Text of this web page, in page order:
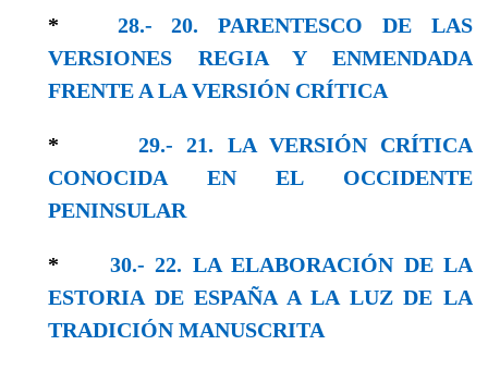
* 28.- 20. PARENTESCO DE LAS
VERSIONES REGIA Y ENMENDADA
FRENTE A LA VERSIÓN CRÍTICA
*29.- 21. LA VERSIÓN CRÍTICA
CONOCIDA EN EL OCCIDENTE
PENINSULAR
* 30.- 22. LA ELABORACIÓN DE LA
ESTORIA DE ESPAÑA A LA LUZ DE LA
TRADICIÓN MANUSCRITA